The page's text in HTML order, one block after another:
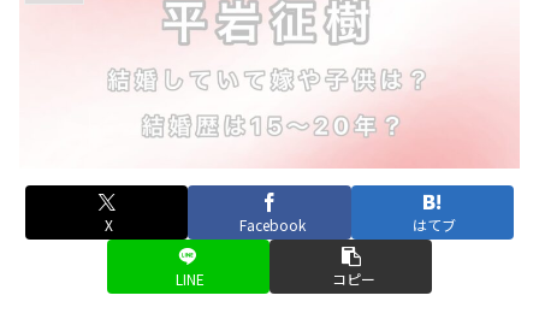
X Facebook はてブ
LINE コピー